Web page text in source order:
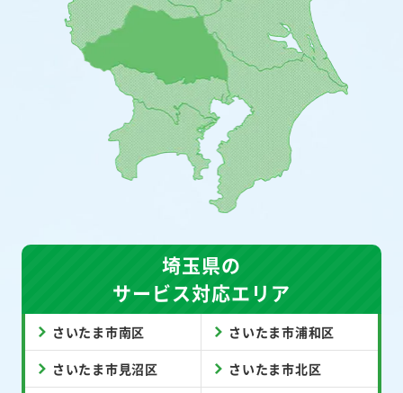
埼玉県の
サービス対応エリア
さいたま市南区 さいたま市浦和区
さいたま市見沼区 さいたま市北区